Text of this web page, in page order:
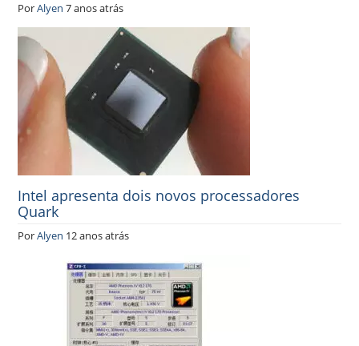
PorAlyen 7 anos atrás
Intel apresenta dois novos processadores
Quark
PorAlyen 12 anos atrás